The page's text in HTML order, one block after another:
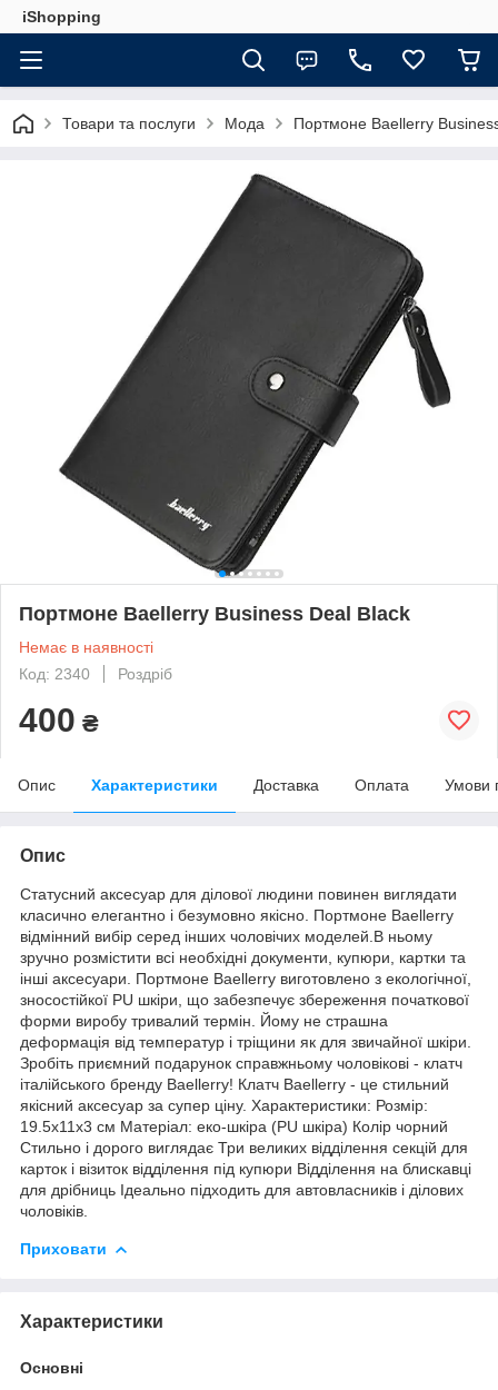
iShopping
Товари та послуги Мода Портмоне Baellerry
Портмоне Baellerry Business Deal Black
Немає в наявності
Код: 2340
Роздріб
400 ₴
Опис Характеристики Доставка Оплата Умови
Опис
Статусний аксесуар для ділової людини повинен виглядати
класично елегантно і безумовно якісно. Портмоне Baellerry
відмінний вибір серед інших чоловічих моделей.В ньому
зручно розмістити всі необхідні документи, купюри, картки та
інші аксесуари. Портмоне Baellerry виготовлено з екологічної,
зносостійкої PU шкіри, що забезпечує збереження початкової
форми виробу тривалий термін. Йому не страшна
деформація від температур і тріщини як для звичайної шкіри.
Зробіть приємний подарунок справжньому чоловікові - клатч
італійського бренду Baellerry! Клатч Baellerry - це стильний
якісний аксесуар за супер ціну. Характеристики: Розмір:
19.5x11x3 см Матеріал: еко-шкіра (PU шкіра) Колір чорний
Стильно і дорого виглядає Три великих відділення секцій для
карток і візиток відділення під купюри Відділення на блискавці
для дрібниць Ідеально підходить для автовласників і ділових
чоловіків.
Приховати
Характеристики
Основні